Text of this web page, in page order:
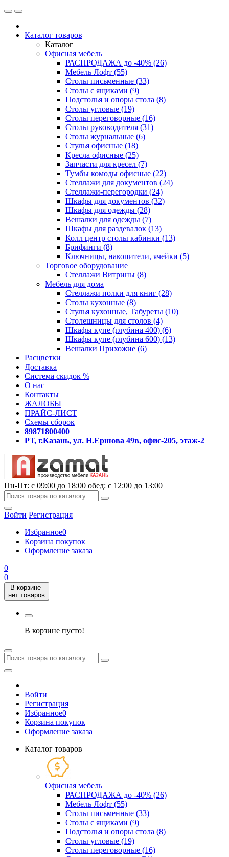
Каталог товаров
Каталог
Офисная мебель
РАСПРОДАЖА до -40% (26)
Мебель Лофт (55)
Столы письменные (33)
Столы с ящиками (9)
Подстолья и опоры стола (8)
Столы угловые (19)
Столы переговорные (16)
Столы руководителя (31)
Столы журнальные (6)
Стулья офисные (18)
Кресла офисные (25)
Запчасти для кресел (7)
Тумбы комоды офисные (22)
Стеллажи для документов (24)
Стеллажи-перегородки (24)
Шкафы для документов (32)
Шкафы для одежды (28)
Вешалки для одежды (7)
Шкафы для раздевалок (13)
Колл центр столы кабинки (13)
Брифинги (8)
Ключницы, накопители, ячейки (5)
Торговое оборудование
Стеллажи Витрины (8)
Мебель для дома
Стеллажи полки для книг (28)
Столы кухонные (8)
Стулья кухонные, Табуреты (10)
Столешницы для столов (4)
Шкафы купе (глубина 400) (6)
Шкафы купе (глубина 600) (13)
Вешалки Прихожие (6)
Расцветки
Доставка
Система скидок %
О нас
Контакты
ЖАЛОБЫ
ПРАЙС-ЛИСТ
Схемы сборок
89871800400
РТ, г.Казань, ул. Н.Ершова 49в, офис-205, этаж-2
Пн-Пт: с 09:00 до 18:00 обед: с 12:00 до 13:00
Войти Регистрация
Избранное0
Корзина покупок
Оформление заказа
0
0
В корзине
нет товаров
В корзине пусто!
Войти
Регистрация
Избранное0
Корзина покупок
Оформление заказа
Каталог товаров
Офисная мебель
РАСПРОДАЖА до -40% (26)
Мебель Лофт (55)
Столы письменные (33)
Столы с ящиками (9)
Подстолья и опоры стола (8)
Столы угловые (19)
Столы переговорные (16)